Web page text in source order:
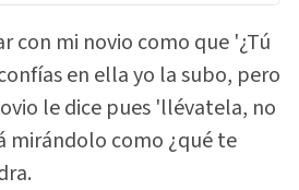
con mi novio como que '¿Tú
en ella yo la subo, pero
le dice pues 'llévatela, no
mirándolo como ¿qué te